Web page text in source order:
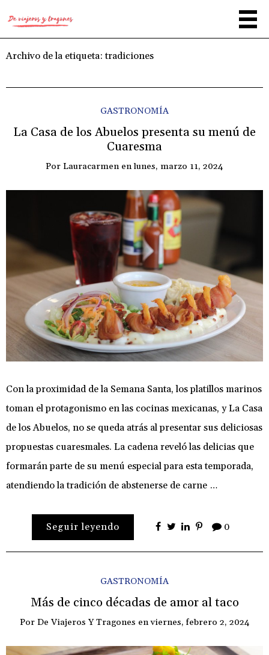
Archivo de la etiqueta: tradiciones
GASTRONOMÍA
La Casa de los Abuelos presenta su menú de
Cuaresma
Por Lauracarmen enlunes, marzo 11, 2024
Con la proximidad de la Semana Santa, los platillos marinos
toman el protagonismo en las cocinas mexicanas, y La Casa
de los Abuelos, no se queda atrás al presentar sus deliciosas
propuestas cuaresmales. La cadena reveló las delicias que
formarán parte de su menú especial para esta temporada,
atendiendo la tradición de abstenerse de carne …
Seguir leyendo 0
GASTRONOMÍA
Más de cinco décadas de amor al taco
Por De Viajeros Y Tragones enviernes, febrero 2, 2024